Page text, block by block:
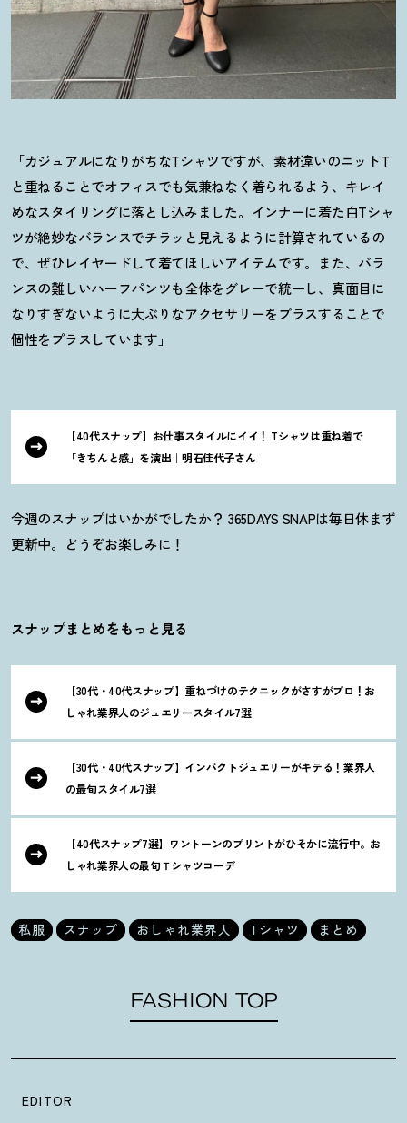
「カジュアルになりがちなTシャツですが、素材違いのニットT
と重ねることでオフィスでも気兼ねなく着られるよう、キレイ
めなスタイリングに落とし込みました。インナーに着た白Tシャ
ツが絶妙なバランスでチラッと見えるように計算されているの
で、ぜひレイヤードして着てほしいアイテムです。また、バラ
ンスの難しいハーフパンツも全体をグレーで統一し、真面目に
なりすぎないように大ぶりなアクセサリーをプラスすることで
個性をプラスしています」
【40代スナップ】お仕事スタイルにイイ ！ Tシャツは重ね着で
「きちんと感」を演出｜明石佳代子さん
今週のスナップはいかがでしたか？ 365DAYS SNAPは毎日休まず
更新中。どうぞお楽しみに ！
スナップまとめをもっと見る
【30代・40代スナップ】重ねづけのテクニックがさすがプロ ！ お
しゃれ業界人のジュエリースタイル7選
【30代・40代スナップ】インパクトジュエリーがキテる ！ 業界人
の最旬スタイル7選
【40代スナップ7選】ワントーンのプリントがひそかに流行中。お
しゃれ業界人の最旬Ｔシャツコーデ
私服 スナップ おしゃれ業界人 Tシャツ まとめ
FASHION TOP
EDITOR